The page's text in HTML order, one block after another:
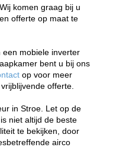
komen graag bij u
offerte op maat te
een mobiele inverter
bent u bij ons
op voor meer
offerte.
in Stroe. Let op de
niet altijd de beste
te bekijken, door
airco